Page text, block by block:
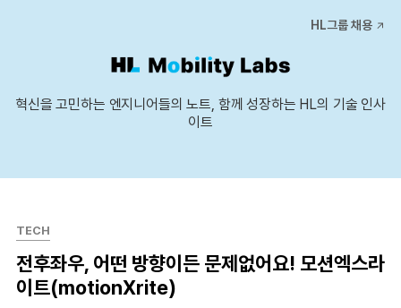
HL그룹 채용
혁신을 고민하는 엔지니어들의 노트, 함께 성장하는 HL의 기술 인사
이트
TECH
전후좌우, 어떤 방향이든 문제없어요! 모션엑스라
이트(motionXrite)